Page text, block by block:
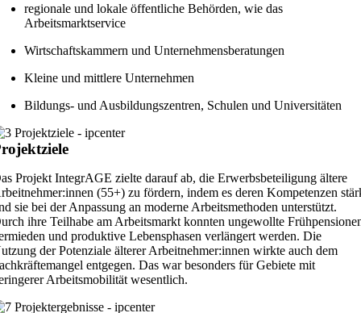
regionale und lokale öffentliche Behörden, wie das
Arbeitsmarktservice
Wirtschaftskammern und Unternehmensberatungen
Kleine und mittlere Unternehmen
Bildungs- und Ausbildungszentren, Schulen und Universitäten
Projekt IntegrAGE zielte darauf ab, die Erwerbsbeteiligung ältere
(55+) zu fördern, indem es deren Kompetenzen
sie bei der Anpassung an moderne Arbeitsmethoden unterstützt.
ihre Teilhabe am Arbeitsmarkt konnten ungewollte
und produktive Lebensphasen verlängert werden. Die
der Potenziale älterer Arbeitnehmer:innen wirkte auch dem
entgegen. Das war besonders für Gebiete mit
Arbeitsmobilität wesentlich.